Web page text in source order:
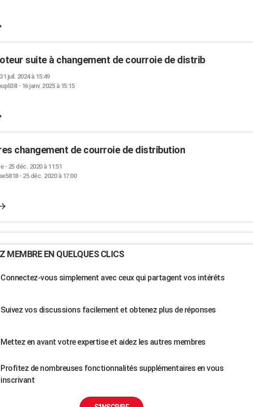
suite à changement de courroie de distrib
31 juil. 2024 à 15:49
- 16 janv. 2025 à 15:15
changement de courroie de distribution
- 25 déc. 2020 à 11:51
- 25 déc. 2020 à 17:00
MEMBRE EN QUELQUES CLICS
Connectez-vous simplement avec ceux qui partagent vos intérêts
Suivez vos discussions facilement et obtenez plus de réponses
Mettez en avant votre expertise et aidez les autres membres
Profitez de nombreuses fonctionnalités supplémentaires en vous
inscrivant